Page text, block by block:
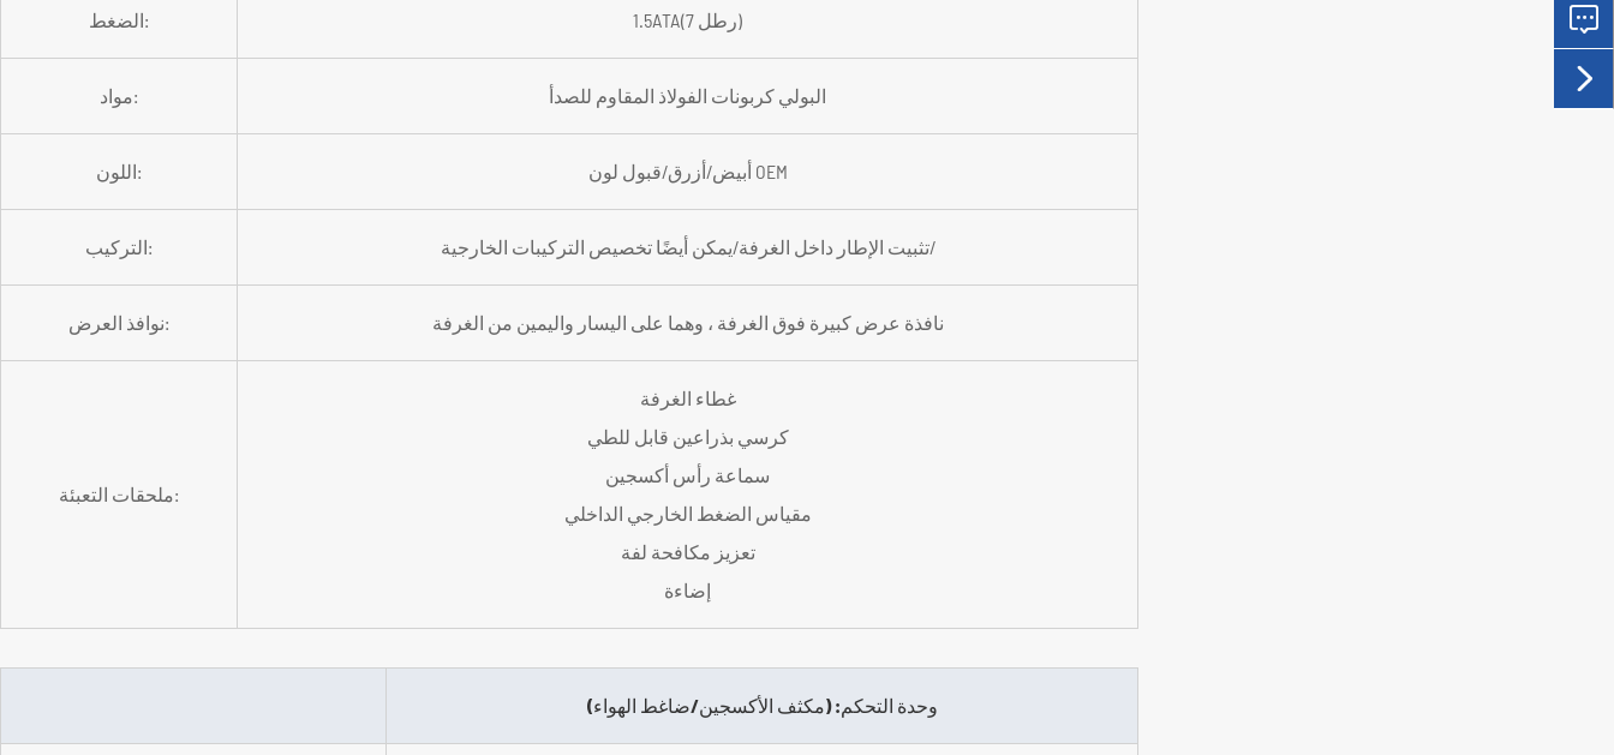
الضغط: 1.5ATA(7 رطل)
مواد: البولي كربونات الفولاذ المقاوم للصدأ
اللون: أبيض/أزرق/قبول لون OEM
التركيب: تثبيت الإطار داخل الغرفة/يمكن أيضًا تخصيص التركيبات الخارجية/
نوافذ العرض: نافذة عرض كبيرة فوق الغرفة ، وهما على اليسار واليمين من الغرفة
ملحقات التعبئة:
غطاء الغرفة
كرسي بذراعين قابل للطي
سماعة رأس أكسجين
مقياس الضغط الخارجي الداخلي
تعزيز مكافحة لفة
إضاءة
وحدة التحكم: (مكثف الأكسجين/ضاغط الهواء)

